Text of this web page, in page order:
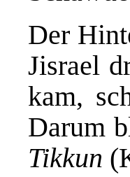
Der
Jisrael
kam,
Darum
Tikkun